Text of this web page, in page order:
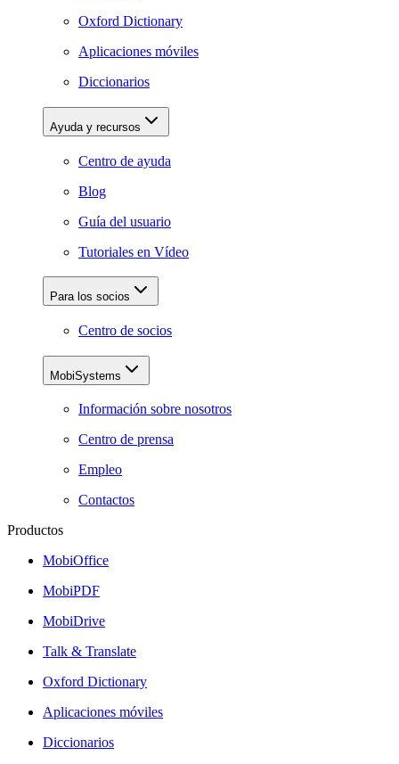
Oxford Dictionary
Aplicaciones móviles
Diccionarios
Ayuda y recursos
Centro de ayuda
Blog
Guía del usuario
Tutoriales en Vídeo
Para los socios
Centro de socios
MobiSystems
Información sobre nosotros
Centro de prensa
Empleo
Contactos
Productos
MobiOffice
MobiPDF
MobiDrive
Talk & Translate
Oxford Dictionary
Aplicaciones móviles
Diccionarios